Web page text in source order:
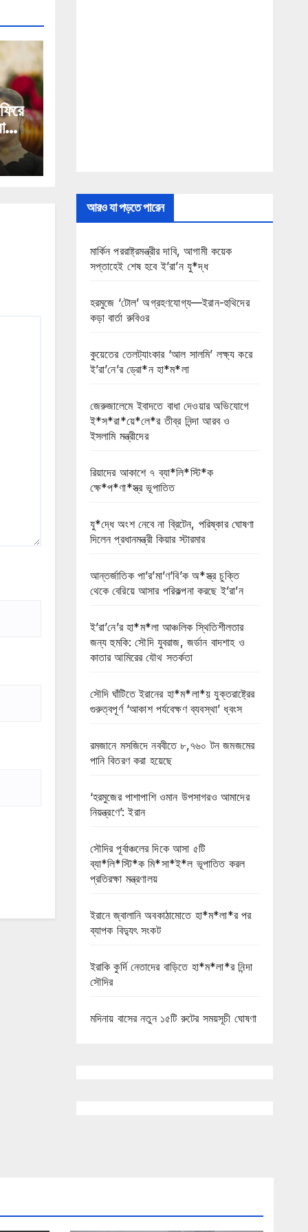
আরও যা পড়তে পারেন
মার্কিন পররাষ্ট্রমন্ত্রীর দাবি, আগামী কয়েক
সপ্তাহেই শেষ হবে ই’রা’ন যু*দ্ধ
হরমুজে ‘টোল’ অগ্রহণযোগ্য—ইরান-হুথিদের
কড়া বার্তা রুবিওর
কুয়েতের তেলট্যাংকার ‘আল সালমি’ লক্ষ্য করে
ই’রা’নে’র ড্রো*ন হা*ম*লা
জেরুজালেমে ইবাদতে বাধা দেওয়ার অভিযোগে
ই*স*রা*য়ে*লে*র তীব্র নিন্দা আরব ও
ইসলামি মন্ত্রীদের
রিয়াদের আকাশে ৭ ব্যা*লি*স্টি*ক
ক্ষে*প*ণা*স্ত্র ভূপাতিত
যু*দ্ধে অংশ নেবে না ব্রিটেন, পরিষ্কার ঘোষণা
দিলেন প্রধানমন্ত্রী কিয়ার স্টারমার
আন্তর্জাতিক পা’র’মা’ণ’বি’ক অ*স্ত্র চুক্তি
থেকে বেরিয়ে আসার পরিকল্পনা করছে ই’রা’ন
ই’রা’নে’র হা*ম*লা আঞ্চলিক স্থিতিশীলতার
জন্য হুমকি: সৌদি যুবরাজ, জর্ডান বাদশাহ ও
কাতার আমিরের যৌথ সতর্কতা
সৌদি ঘাঁটিতে ইরানের হা*ম*লা*য় যুক্তরাষ্ট্রের
গুরুত্বপূর্ণ ‘আকাশ পর্যবেক্ষণ ব্যবস্থা’ ধ্বংস
রমজানে মসজিদে নববীতে ৮,৭৬০ টন জমজমের
পানি বিতরণ করা হয়েছে
‘হরমুজের পাশাপাশি ওমান উপসাগরও আমাদের
নিয়ন্ত্রণে’: ইরান
সৌদির পূর্বাঞ্চলের দিকে আসা ৫টি
ব্যা*লি*স্টি*ক মি*সা*ই*ল ভূপাতিত করল
প্রতিরক্ষা মন্ত্রণালয়
ইরানে জ্বালানি অবকাঠামোতে হা*ম*লা*র পর
ব্যাপক বিদ্যুৎ সংকট
ইরাকি কুর্দি নেতাদের বাড়িতে হা*ম*লা*র নিন্দা
সৌদির
মদিনায় বাসের নতুন ১৫টি রুটের সময়সূচী ঘোষণা